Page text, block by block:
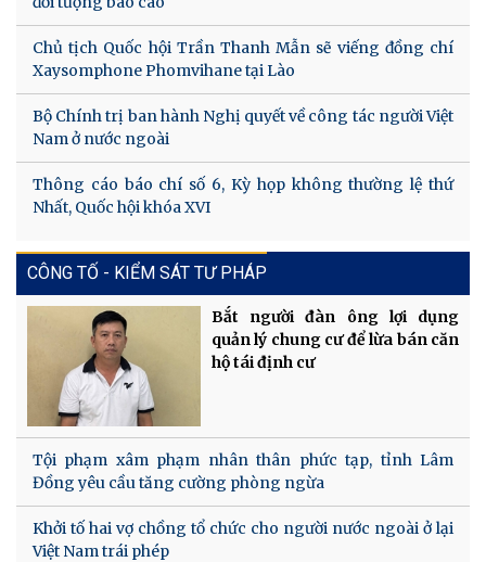
Chủ tịch Quốc hội Trần Thanh Mẫn sẽ viếng đồng chí
Xaysomphone Phomvihane tại Lào
Bộ Chính trị ban hành Nghị quyết về công tác người Việt
Nam ở nước ngoài
Thông cáo báo chí số 6, Kỳ họp không thường lệ thứ
Nhất, Quốc hội khóa XVI
CÔNG TỐ - KIỂM SÁT TƯ PHÁP
Bắt người đàn ông lợi dụng
quản lý chung cư để lừa bán căn
hộ tái định cư
Tội phạm xâm phạm nhân thân phức tạp, tỉnh Lâm
Đồng yêu cầu tăng cường phòng ngừa
Khởi tố hai vợ chồng tổ chức cho người nước ngoài ở lại
Việt Nam trái phép